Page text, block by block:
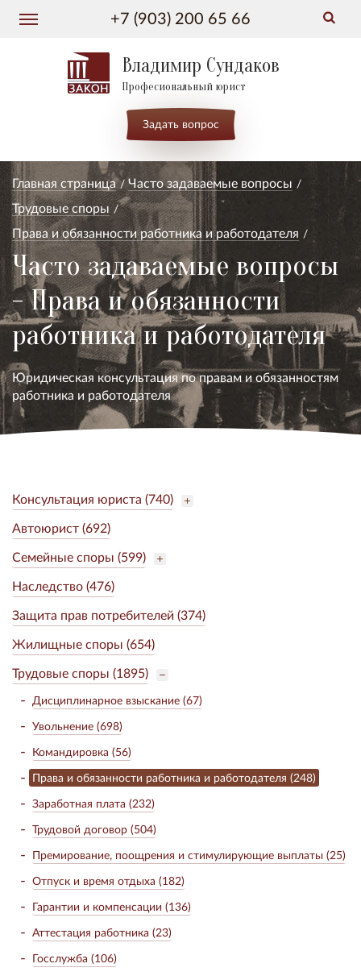
+7 (903) 200 65 66
Владимир Сундаков
Професиональный юрист
Задать вопрос
Главная страница
Часто задаваемые вопросы
Трудовые споры
Права и обязанности работника и работодателя
Часто задаваемые вопросы
- Права и обязанности
работника и работодателя
Юридическая консультация по правам и обязанностям
работника и работодателя
Консультация юриста (740)
Автоюрист (692)
Семейные споры (599)
Наследство (476)
Защита прав потребителей (374)
Жилищные споры (654)
Трудовые споры (1895)
Дисциплинарное взыскание (67)
Увольнение (698)
Командировка (56)
Права и обязанности работника и работодателя (248)
Заработная плата (232)
Трудовой договор (504)
Премирование, поощрения и стимулирующие выплаты (25)
Отпуск и время отдыха (182)
Гарантии и компенсации (136)
Аттестация работника (23)
Госслужба (106)